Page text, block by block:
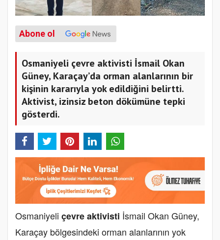
Abone ol
Osmaniyeli çevre aktivisti İsmail Okan
Güney, Karaçay’da orman alanlarının bir
kişinin kararıyla yok edildiğini belirtti.
Aktivist, izinsiz beton dökümüne tepki
gösterdi.
Osmaniyeli çevre aktivisti İsmail Okan Güney,
Karaçay bölgesindeki orman alanlarının yok